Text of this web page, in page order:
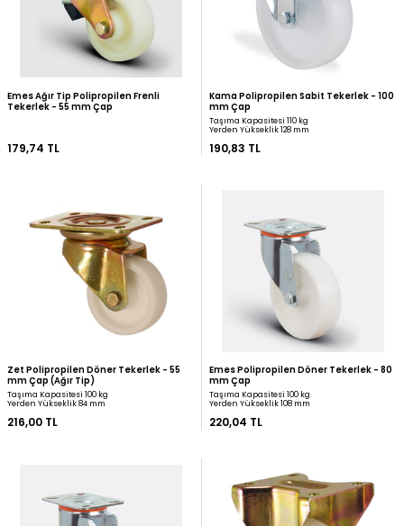
Emes Ağır Tip Polipropilen Döner
Tekerlek - 55 mm Çap
Kama Polipropilen
Taşıma Kapasitesi 100 kg
Yerden Yükseklik 108 mm
168,81 TL
Emes Ağır Tip Polipropilen Frenli
Tekerlek - 55 mm Çap
Kama Polipropilen
190,83 TL